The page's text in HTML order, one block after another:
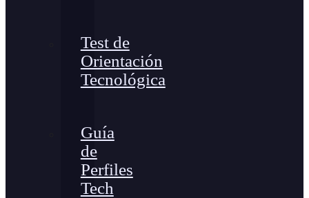
Test de
Orientación
Tecnológica
Guía
de
Perfiles
Tech